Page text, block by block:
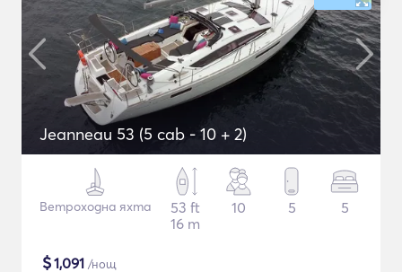
Jeanneau 53 (5 cab - 10 + 2)
Ветроходна яхта
53 ft
16 m
10 5 5
$1,091 /нощ